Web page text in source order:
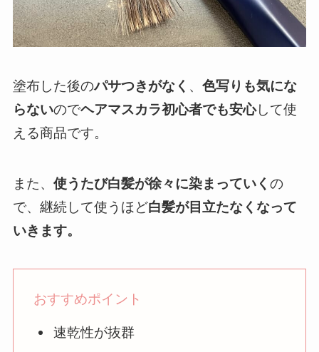
塗布した後のパサつきがなく 、 色写りも気にな
らないのでヘアマスカラ初心者でも安心して使
える商品です。
また、 使うたび白髪が徐々に染まっていく の
で、継続して使うほど白髪が目立たなくなって
いきます。
おすすめポイント
速乾性が抜群